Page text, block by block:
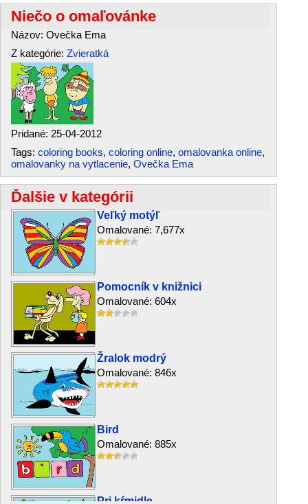
Niečo o omaľovánke
Názov: Ovečka Ema
Z kategórie: Zvieratká
Pridané: 25-04-2012
Tags: coloring books, coloring online, omalovanka online,
omalovanky na vytlacenie, Ovečka Ema
Ďalšie v kategórii
Veľký motýľ
Omalované: 7,677x
Pomocník v knižnici
Omalované: 604x
Žralok modrý
Omalované: 846x
Bird
Omalované: 885x
Pri kŕmidle